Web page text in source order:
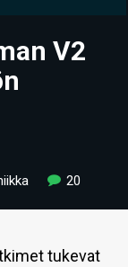
V2
20
tukevat